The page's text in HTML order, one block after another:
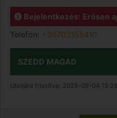
Bejelentkezés: Erősen
Telefon: +36703155410
SZEDD MAGAD
Utoljára frissítve: 2025-09-04